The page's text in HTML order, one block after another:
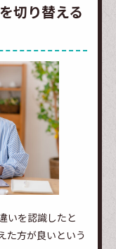
切り替える
いを認識したと
た方が良いという